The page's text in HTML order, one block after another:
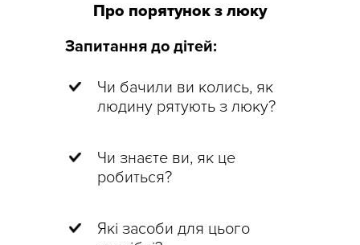
Про порятунок з люку
Запитання до дітей:
Чи бачили ви колись, як
людину рятують з люку?
Чи знаєте ви, як це
робиться?
Які засоби для цього